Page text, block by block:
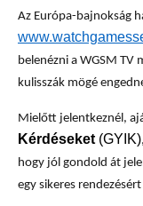
Az Európa-bajnokság
belenézni a WGSM TV
kulisszák mögé
Mielőtt jelentkeznél,
Kérdéseket (GYIK)
hogy jól gondold át
egy sikeres